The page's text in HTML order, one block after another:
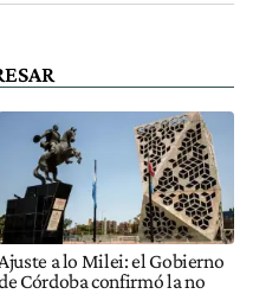
Ajuste a lo Milei: el Gobierno
Córdoba confirmó la no